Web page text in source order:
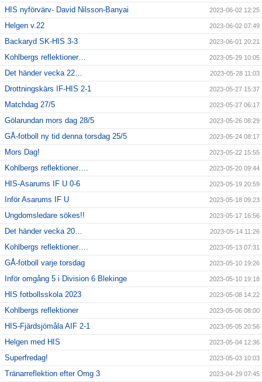
HIS nyförvärv- David Nilsson-Banyai 2023-06-02 12:25
Helgen v.22 2023-06-02 07:49
Backaryd SK-HIS 3-3 2023-06-01 20:21
Kohlbergs reflektioner… 2023-05-29 10:05
Det händer vecka 22… 2023-05-28 11:03
Drottningskärs IF-HIS 2-1 2023-05-27 15:37
Matchdag 27/5 2023-05-27 06:17
Gölarundan mors dag 28/5 2023-05-26 08:29
GÅ-fotboll ny tid denna torsdag 25/5 2023-05-24 08:17
Mors Dag! 2023-05-22 15:55
Kohlbergs reflektioner…. 2023-05-20 09:44
HIS-Asarums IF U 0-6 2023-05-19 20:59
Inför Asarums IF U 2023-05-18 09:23
Ungdomsledare sökes!! 2023-05-17 16:56
Det händer vecka 20… 2023-05-14 11:26
Kohlbergs reflektioner…. 2023-05-13 07:31
GÅ-fotboll varje torsdag 2023-05-10 19:26
Inför omgång 5 i Division 6 Blekinge 2023-05-10 19:18
HIS fotbollsskola 2023 2023-05-08 14:22
Kohlbergs reflektioner 2023-05-06 08:00
HIS-Fjärdsjömåla AIF 2-1 2023-05-05 20:56
Helgen med HIS 2023-05-04 12:36
Superfredag! 2023-05-03 10:03
Tränarreflektion efter Omg 3 2023-04-29 07:45